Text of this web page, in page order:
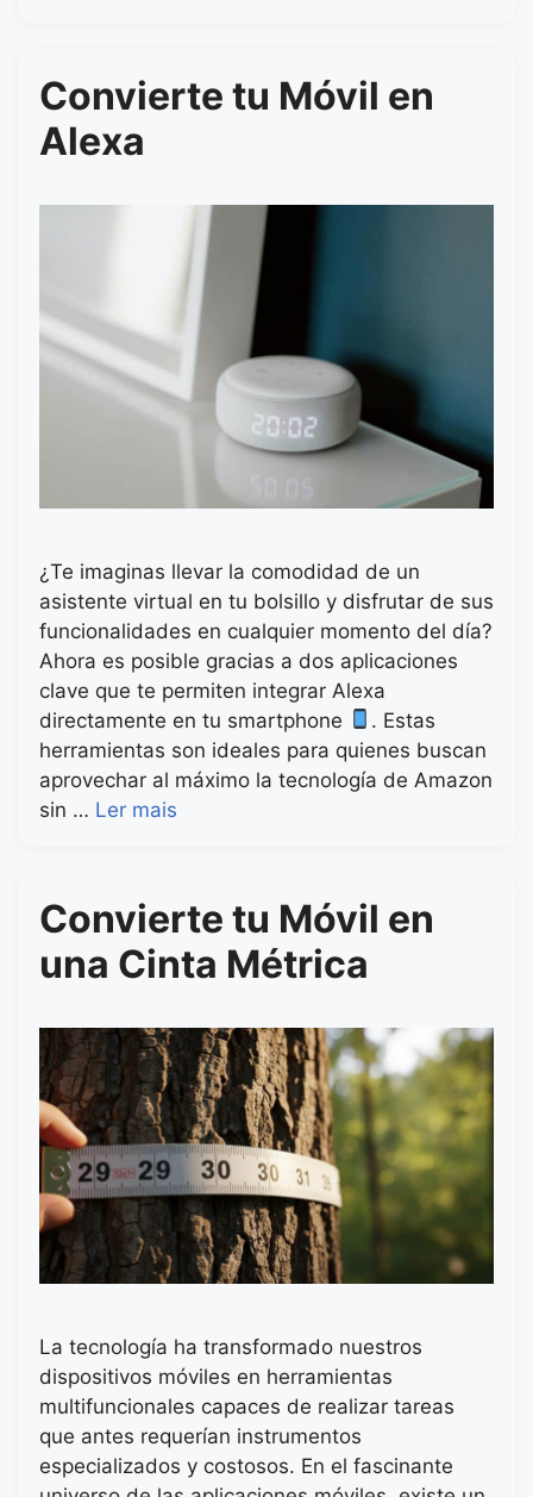
Convierte tu Móvil en
Alexa
¿Te imaginas llevar la comodidad de un
asistente virtual en tu bolsillo y disfrutar de sus
funcionalidades en cualquier momento del día?
Ahora es posible gracias a dos aplicaciones
clave que te permiten integrar Alexa
directamente en tu smartphone
. Estas
herramientas son ideales para quienes buscan
aprovechar al máximo la tecnología de Amazon
sin … Ler mais
Convierte tu Móvil en
una Cinta Métrica
La tecnología ha transformado nuestros
dispositivos móviles en herramientas
multifuncionales capaces de realizar tareas
que antes requerían instrumentos
especializados y costosos. En el fascinante